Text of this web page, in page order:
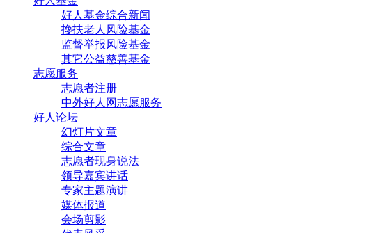
好人基金综合新闻
搀扶老人风险基金
监督举报风险基金
其它公益慈善基金
志愿服务
志愿者注册
中外好人网志愿服务
好人论坛
幻灯片文章
综合文章
志愿者现身说法
领导嘉宾讲话
专家主题演讲
媒体报道
会场剪影